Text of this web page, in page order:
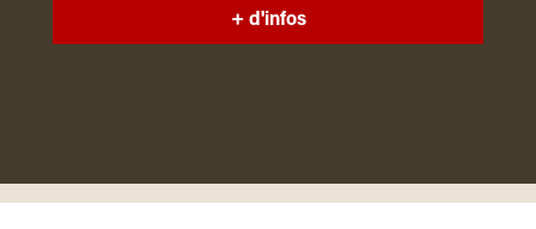
+ d'infos